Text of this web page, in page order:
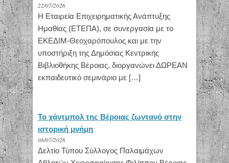
22/07/2026
Η Εταιρεία Επιχειρηματικής Ανάπτυξης
Ημαθίας (ΕΤΕΠΑ), σε συνεργασία με το
ΕΚΕΔΙΜ-Θεοχαρόπουλος και με την
υποστήριξη της Δημόσιας Κεντρικής
Βιβλιοθήκης Βέροιας, διοργανώνει ΔΩΡΕΑΝ
εκπαιδευτικό σεμινάριο με […]
Το χάντμπολ της Βέροιας ζωντανό στην
ιστορική μνήμη
08/07/2026
Δελτίο Τύπου Σύλλογος Παλαιμάχων